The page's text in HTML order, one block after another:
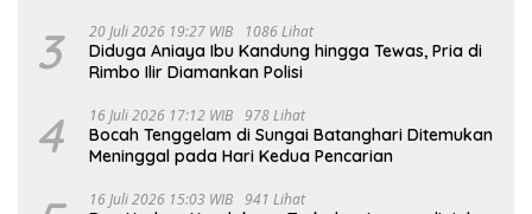
3 20 Juli 2026 19:27 WIB 1086 Lihat
Diduga Aniaya Ibu Kandung hingga Tewas, Pria di
Rimbo Ilir Diamankan Polisi
4 16 Juli 2026 17:12 WIB 978 Lihat
Bocah Tenggelam di Sungai Batanghari Ditemukan
Meninggal pada Hari Kedua Pencarian
16 Juli 2026 15:03 WIB 941 Lihat